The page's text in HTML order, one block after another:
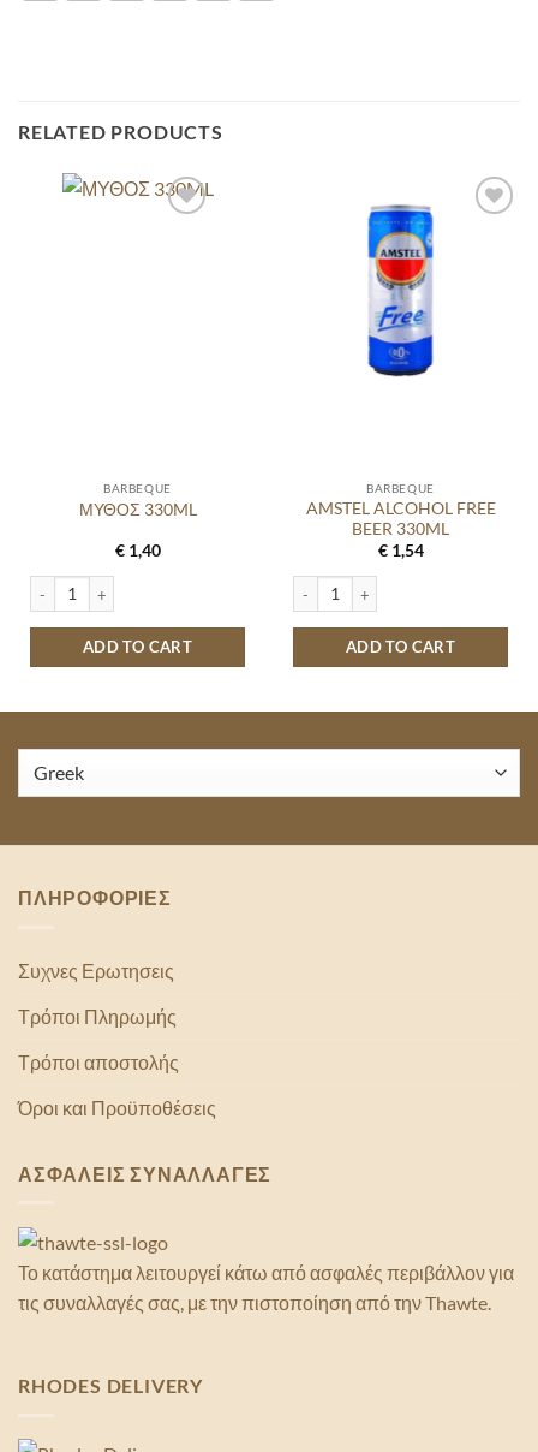
RELATED PRODUCTS
BARBEQUE
ΜΥΘΟΣ 330ML
€1,40
ΜΥΘΟΣ 330ML quantity
ADD TO CART
BARBEQUE
AMSTEL ALCOHOL FREE
BEER 330ML
€1,54
AMSTEL ALCOHOL FREE BEER
ADD TO CART
ΠΛΗΡΟΦΟΡΙΕΣ
Συχνες Ερωτησεις
Τρόποι Πληρωμής
Τρόποι αποστολής
Όροι και Προϋποθέσεις
ΑΣΦΑΛΕΙΣ ΣΥΝΑΛΛΑΓΕΣ
Το κατάστημα λειτουργεί κάτω από ασφαλές περιβάλλον για
τις συναλλαγές σας, με την πιστοποίηση από την Thawte.
RHODES DELIVERY